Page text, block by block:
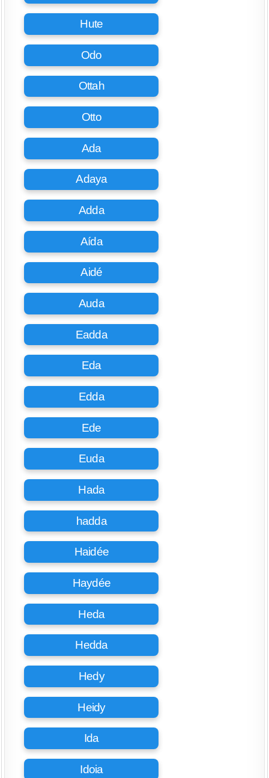
Hute
Odo
Ottah
Otto
Ada
Adaya
Adda
Aída
Aidé
Auda
Eadda
Eda
Edda
Ede
Euda
Hada
hadda
Haidée
Haydée
Heda
Hedda
Hedy
Heidy
Ida
Idoia